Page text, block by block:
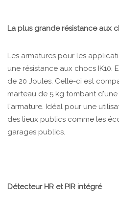
La plus grande résistance aux
Les armatures pour les
une résistance aux chocs IK10.
de 20 Joules. Celle-ci est
marteau de 5 kg tombant
l'armature. Idéal pour une
des lieux publics comme les
garages publics.
Détecteur HR et PIR intégré